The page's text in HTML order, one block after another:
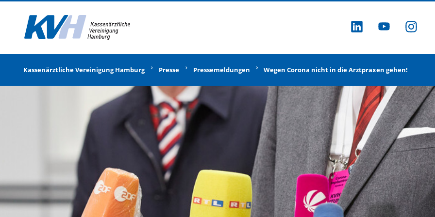
ZU ZU
Kassenärztliche Vereinigung Hamburg Presse Pressemeldungen Wegen Corona nicht in die Arztpraxen gehen!